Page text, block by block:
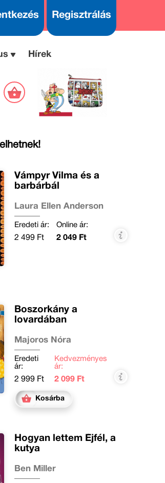
Regisztrálás
Hírek
Vámpyr Vilma és a
barbárbál
Laura Ellen Anderson
Eredeti ár:
2 499 Ft
Online ár:
2 049 Ft
Boszorkány a
lovardában
Majoros Nóra
Eredeti
ár:
2 999 Ft
Kedvezményes
ár:
2 099 Ft
Kosárba
Hogyan lettem Éjfél, a
kutya
Ben Miller